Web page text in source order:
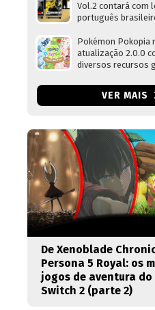
Vol.2 contará com
português
Pokémon Pokopia
atualização 2.0.0
diversos recursos
VER MAIS
De Xenoblade
Persona 5 Royal: os
jogos de aventura do
Switch 2 (parte 2)